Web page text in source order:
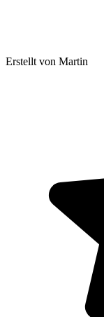
Erstellt von Martin